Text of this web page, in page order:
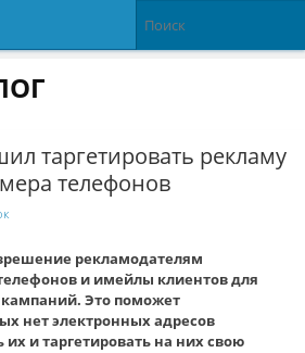
таргетировать рекламу
телефонов
рекламодателям
и имейлы клиентов для
кампаний. Это поможет
нет электронных адресов
их и таргетировать на них свою